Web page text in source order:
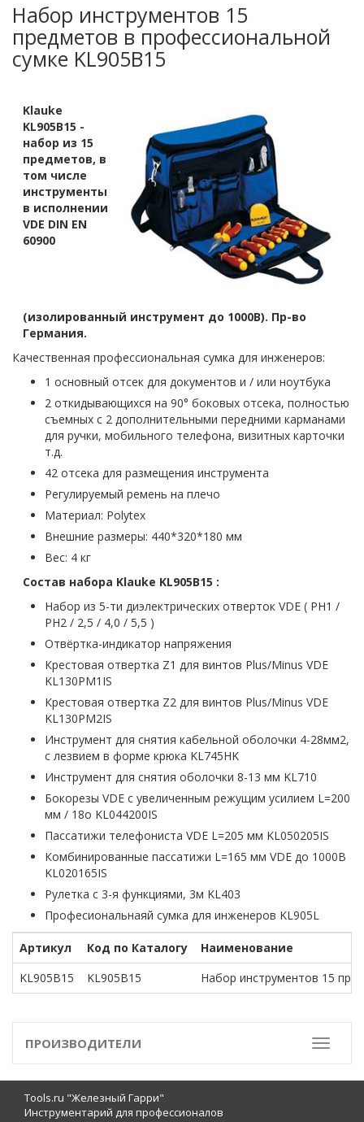
Набор инструментов 15
предметов в профессиональной
сумке KL905B15
Klauke
KL905B15 -
набор из 15
предметов, в
том числе
инструменты
в исполнении
VDE DIN EN
60900
(изолированный инструмент до 1000В). Пр-во
Германия.
Качественная профессиональная сумка для инженеров:
1 основный отсек для документов и / или ноутбука
2 откидывающихся на 90° боковых отсека, полностью
съемных с 2 дополнительными передними карманами
для ручки, мобильного телефона, визитных карточки
т.д.
42 отсека для размещения инструмента
Регулируемый ремень на плечо
Материал: Polytex
Внешние размеры: 440*320*180 мм
Вес: 4 кг
Состав набора Klauke KL905B15 :
Набор из 5-ти диэлектрических отверток VDE ( PH1 /
PH2 / 2,5 / 4,0 / 5,5 )
Отвёртка-индикатор напряжения
Крестовая отвертка Z1 для винтов Plus/Minus VDE
KL130PM1IS
Крестовая отвертка Z2 для винтов Plus/Minus VDE
KL130PM2IS
Инструмент для снятия кабельной оболочки 4-28мм2,
с лезвием в форме крюка KL745HK
Инструмент для снятия оболочки 8-13 мм KL710
Бокорезы VDE с увеличенным режущим усилием L=200
мм / 18о KL044200IS
Пассатижи телефониста VDE L=205 мм KL050205IS
Комбинированные пассатижи L=165 мм VDE до 1000В
KL020165IS
Pулетка с 3-я функциями, 3м KL403
Професиональнаяй сумка для инженеров KL905L
Артикул Код по Каталогу
Наименование
KL905B15
KL905B15 Набор инструментов 15
Toggle
ПРОИЗВОДИТЕЛИ
Tools.ru "Железный Гарри"
Инструментарий для профессионалов